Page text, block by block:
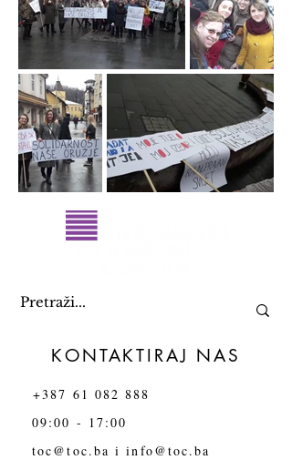
KONTAKTIRAJ NAS
+387 61 082 888
09:00 - 17:00
toc@toc.ba iinfo@toc.ba